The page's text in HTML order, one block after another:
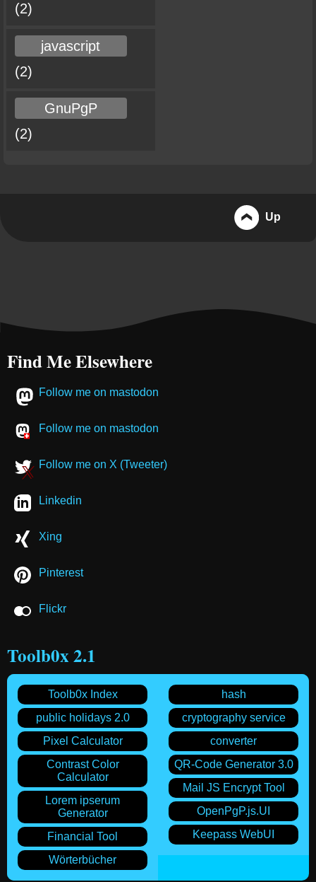
(2)
javascript
(2)
GnuPgP
(2)
Up
Find Me Elsewhere
Follow me on mastodon
Follow me on mastodon
Follow me on X (Tweeter)
Linkedin
Xing
Pinterest
Flickr
Toolb0x 2.1
hash
cryptography service
converter
QR-Code Generator 3.0
Mail JS Encrypt Tool
OpenPgP.js.UI
Keepass WebUI
Toolb0x Index
public holidays 2.0
Pixel Calculator
Contrast Color
Calculator
Lorem ipserum
Generator
Financial Tool
Wörterbücher